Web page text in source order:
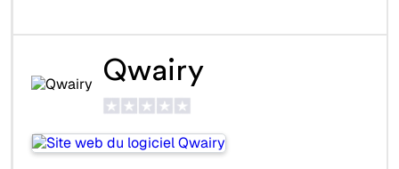
Qwairy